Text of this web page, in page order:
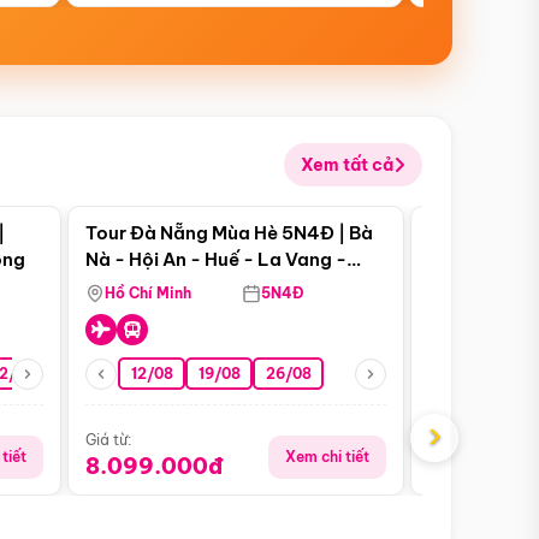
Xem tất cả
08 26/08 05/09 09/09 12/09
tiết
Điểm nổi bật
Tour Đà Nẵng Mùa Hè 5N4Đ | Bà
Nà - Hội An - Huế - La Vang -
Động Thiên Đường
Hồ Chí Minh 5N4Đ
12/08 19/08 26/08
Giá từ:
8.099.000đ Xem chi tiết
Giá từ:
›